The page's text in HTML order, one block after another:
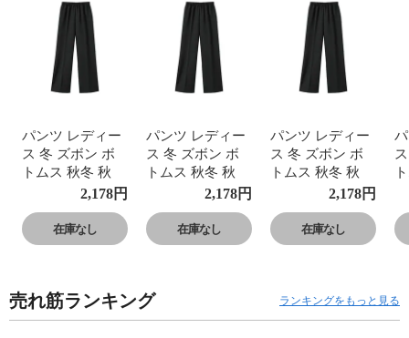
パンツ レディー
ス 冬 ズボン ボ
トムス 秋冬 秋
あったか ウエス
トゴム ワイドシ
ルエット 体型カ
バー 股上深め ハ
性用 M L LL 3L
大きいサイズ ゆ
2,178円
在庫なし
パンツ レディー
ス 冬 ズボン ボ
トムス 秋冬 秋
あったか ウエス
トゴム ワイドシ
ルエット 体型カ
バー 股上深め ハ
性用 M L LL 3L
大きいサイズ ゆ
2,178円
在庫なし
パンツ レディー
ス 冬 ズボン ボ
トムス 秋冬 秋
あったか ウエス
トゴム ワイドシ
ルエット 体型カ
バー 股上深め ハ
性用 M L LL 3L
大きいサイズ ゆ
2,178円
在庫なし
売れ筋ランキング ランキングをもっと見る